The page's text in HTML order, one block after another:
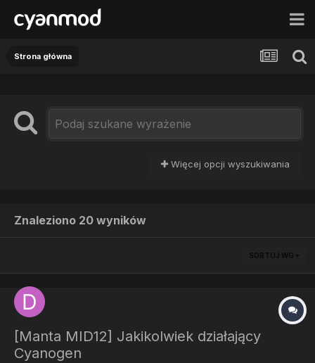
Strona główna
Więcej opcji wyszukiwania
Znaleziono 20 wyników
SORTUJ WG
[Manta MID12] Jakikolwiek działający
Cyanogen